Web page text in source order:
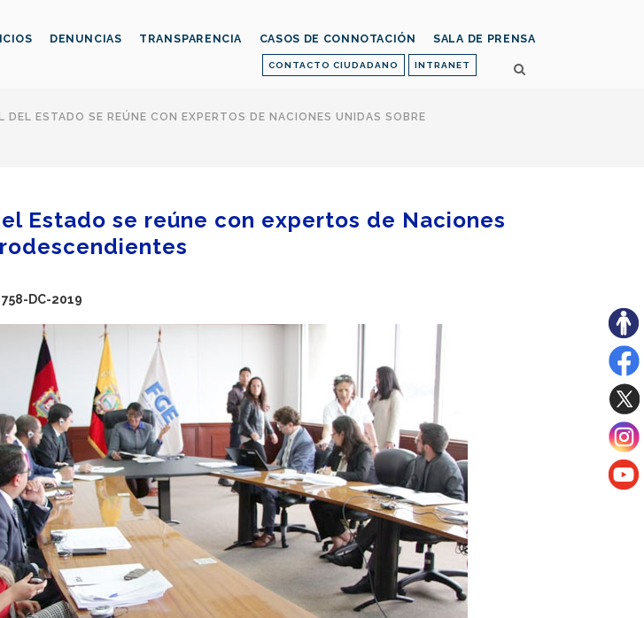
CONTACTO CIUDADANO INTRANET
DENUNCIAS TRANSPARENCIA CASOS DE CONNOTACIÓN SALA DE PRENSA
DEL ESTADO SE REÚNE CON EXPERTOS DE NACIONES UNIDAS SOBRE
Estado se reúne con expertos de Naciones
758-DC-2019